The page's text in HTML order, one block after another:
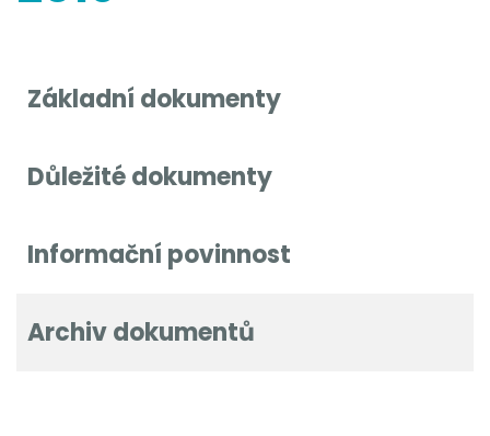
Základní dokumenty
Důležité dokumenty
Informační povinnost
Archiv dokumentů